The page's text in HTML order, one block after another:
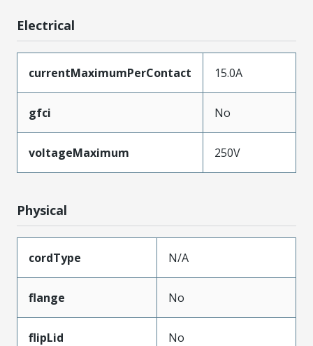
Electrical
currentMaximumPerContact 15.0A
gfci No
voltageMaximum 250V
Physical
cordType N/A
flange No
flipLid No